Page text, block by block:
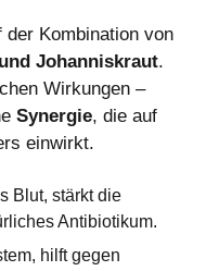
der Kombination von
Johanniskraut.
Wirkungen –
Synergie, die auf
einwirkt.
Blut, stärkt die
Antibiotikum.
hilft gegen